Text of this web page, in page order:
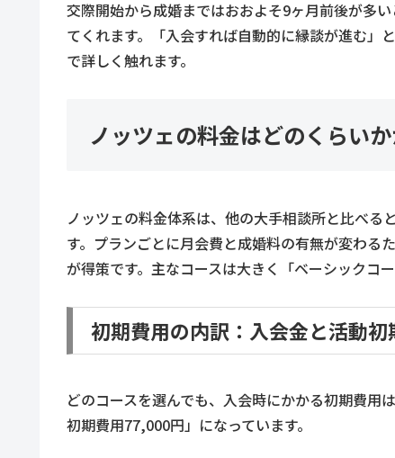
交際開始から成婚まではおおよそ9ヶ月前後が多
てくれます。「入会すれば自動的に縁談が進む」
で詳しく触れます。
ノッツェの料金はどのくらい
ノッツェの料金体系は、他の大手相談所と比べる
す。プランごとに月会費と成婚料の有無が変わる
が得策です。主なコースは大きく「ベーシックコ
初期費用の内訳：入会金と活動初
どのコースを選んでも、入会時にかかる初期費
初期費用77,000円」になっています。